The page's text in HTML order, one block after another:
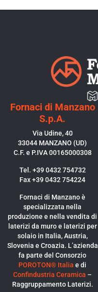
Fornaci di Manzano
S.p.A.
Via Udine, 40
33044 MANZANO (UD)
C.F. e P.IVA 00165000308
Tel. +39 0432 754732
Fax +39 0432 754224
Fornaci di Manzano è
specializzata nella
produzione e nella vendita di
laterizi da muro e laterizi per
solaio in Italia, Austria,
Slovenia e Croazia. L’azienda
fa parte del Consorzio
POROTON® Italia e di
Confindustria Ceramica –
Raggruppamento Laterizi.